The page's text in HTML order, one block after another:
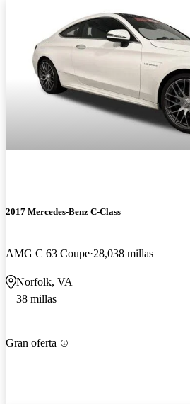
2017 Mercedes-Benz C-Class
AMG C 63 Coupe 28,038 millas
Norfolk, VA
38 millas
Gran oferta